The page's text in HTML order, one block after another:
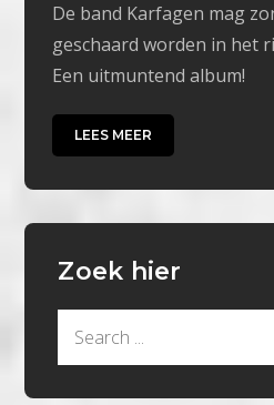
De band Karfagen mag
geschaard worden in het
Een uitmuntend album!
LEES MEER
Zoek hier